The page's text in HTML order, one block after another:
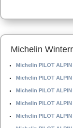
Michelin
Michelin PILOT ALPIN
Michelin PILOT ALPIN
Michelin PILOT ALPIN
Michelin PILOT ALPIN
Michelin PILOT ALPIN